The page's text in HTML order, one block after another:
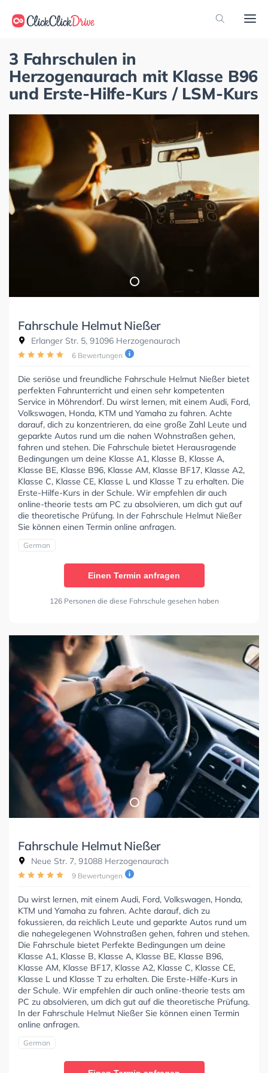
3 Fahrschulen in
Herzogenaurach mit Klasse B96
und Erste-Hilfe-Kurs / LSM-Kurs
Fahrschule Helmut Nießer
Erlanger Str. 5, 91096 Herzogenaurach
6 Bewertungen
Die seriöse und freundliche Fahrschule Helmut Nießer bietet
perfekten Fahrunterricht und einen sehr kompetenten
Service in Möhrendorf. Du wirst lernen, mit einem Audi, Ford,
Volkswagen, Honda, KTM und Yamaha zu fahren. Achte
darauf, dich zu konzentrieren, da eine große Zahl Leute und
geparkte Autos rund um die nahen Wohnstraßen gehen,
fahren und stehen. Die Fahrschule bietet Herausragende
Bedingungen um deine Klasse A1, Klasse B, Klasse A,
Klasse BE, Klasse B96, Klasse AM, Klasse BF17, Klasse A2,
Klasse C, Klasse CE, Klasse L und Klasse T zu erhalten. Die
Erste-Hilfe-Kurs in der Schule. Wir empfehlen dir auch
online-theorie tests am PC zu absolvieren, um dich gut auf
die theoretische Prüfung. In der Fahrschule Helmut Nießer
Sie können einen Termin online anfragen.
German
Einen Termin anfragen
126 Personen die diese Fahrschule gesehen haben
Fahrschule Helmut Nießer
Neue Str. 7, 91088 Herzogenaurach
9 Bewertungen
Du wirst lernen, mit einem Audi, Ford, Volkswagen, Honda,
KTM und Yamaha zu fahren. Achte darauf, dich zu
fokussieren, da reichlich Leute und geparkte Autos rund um
die nahegelegenen Wohnstraßen gehen, fahren und stehen.
Die Fahrschule bietet Perfekte Bedingungen um deine
Klasse A1, Klasse B, Klasse A, Klasse BE, Klasse B96,
Klasse AM, Klasse BF17, Klasse A2, Klasse C, Klasse CE,
Klasse L und Klasse T zu erhalten. Die Erste-Hilfe-Kurs in
der Schule. Wir empfehlen dir auch online-theorie tests am
PC zu absolvieren, um dich gut auf die theoretische Prüfung.
In der Fahrschule Helmut Nießer Sie können einen Termin
online anfragen.
German